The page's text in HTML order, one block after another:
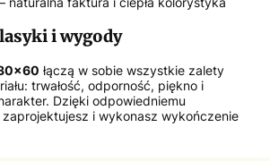
i wygody
łączą w sobie wszystkie zalety
trwałość, odporność, piękno i
Dzięki odpowiedniemu
zaprojektujesz i wykonasz wykończenie